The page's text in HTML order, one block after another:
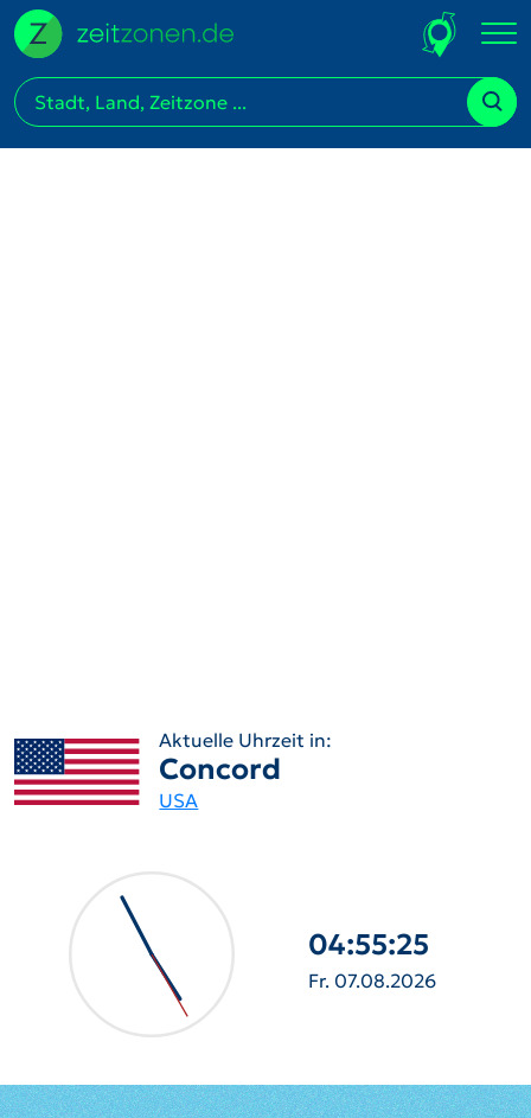
Aktuelle Uhrzeit in:
Concord
USA
04:55:26
Fr. 07.08.2026